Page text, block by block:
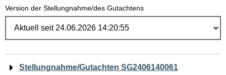
Version der Stellungnahme/des Gutachtens
Navigation
Stellungnahme/Gutachten SG2406140061